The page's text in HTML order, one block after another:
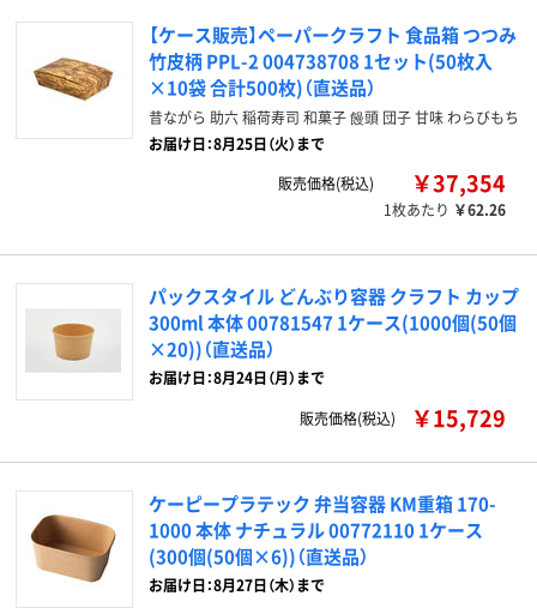
【ケース販売】ペーパークラフト 食品箱 つつみ
竹皮柄 PPL-2 004738708 1セット(50枚入
×10袋 合計500枚)（直送品）
昔ながら 助六 稲荷寿司 和菓子 饅頭 団子 甘味 わらびもち
お届け日：8月25日（火）まで
販売価格(税込)
￥37,354
1枚あたり ￥62.26
パックスタイル どんぶり容器 クラフト カップ
300ml 本体 00781547 1ケース(1000個(50個
×20))（直送品）
お届け日：8月24日（月）まで
販売価格(税込)
￥15,729
ケーピープラテック 弁当容器 KM重箱 170-
1000 本体 ナチュラル 00772110 1ケース
(300個(50個×6))（直送品）
お届け日：8月27日（木）まで